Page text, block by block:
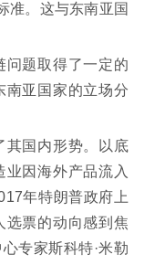
准。这与东南亚国
问题取得了一定的
南亚国家的立场分
其国内形势。以底
因海外产品流入
年特朗普政府上
选票的动向感到焦
专家斯科特·米勒